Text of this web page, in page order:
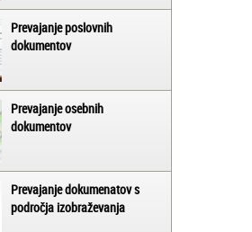
Prevajanje poslovnih
dokumentov
Prevajanje osebnih
dokumentov
Prevajanje dokumenatov s
področja izobraževanja